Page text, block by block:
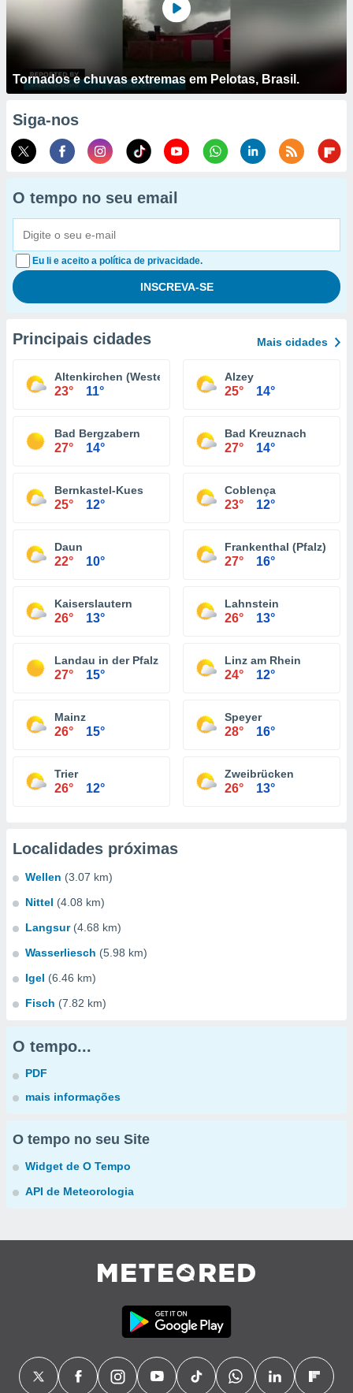
Tornados e chuvas extremas em Pelotas, Brasil.
Siga-nos
O tempo no seu email
Eu li e aceito a política de privacidade.
Principais cidades Mais cidades
Altenkirchen (Westerwald)
23° 11°
Alzey
25° 14°
Bad Bergzabern
27° 14°
Bad Kreuznach
27° 14°
Bernkastel-Kues
25° 12°
Coblença
23° 12°
Daun
22° 10°
Frankenthal (Pfalz)
27° 16°
Kaiserslautern
26° 13°
Lahnstein
26° 13°
Landau in der Pfalz
27° 15°
Linz am Rhein
24° 12°
Mainz
26° 15°
Speyer
28° 16°
Trier
26° 12°
Zweibrücken
26° 13°
Localidades próximas
Wellen (3.07 km)
Nittel (4.08 km)
Langsur (4.68 km)
Wasserliesch (5.98 km)
Igel (6.46 km)
Fisch (7.82 km)
O tempo...
PDF
mais informações
O tempo no seu Site
Widget de O Tempo
API de Meteorologia